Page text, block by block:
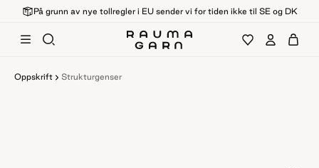
På grunn av nye tollregler i EU sender vi for tiden ikke til SE og DK
Oppskrift Strukturgenser